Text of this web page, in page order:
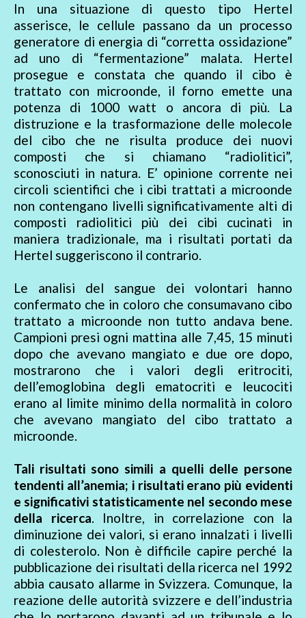
In una situazione di questo tipo Hertel
asserisce, le cellule passano da un processo
generatore di energia di “corretta ossidazione”
ad uno di “fermentazione” malata. Hertel
prosegue e constata che quando il cibo è
trattato con microonde, il forno emette una
potenza di 1000 watt o ancora di più. La
distruzione e la trasformazione delle molecole
del cibo che ne risulta produce dei nuovi
composti che si chiamano “radiolitici”,
sconosciuti in natura. E’ opinione corrente nei
circoli scientifici che i cibi trattati a microonde
non contengano livelli significativamente alti di
composti radiolitici più dei cibi cucinati in
maniera tradizionale, ma i risultati portati da
Hertel suggeriscono il contrario.
Le analisi del sangue dei volontari hanno
confermato che in coloro che consumavano cibo
trattato a microonde non tutto andava bene.
Campioni presi ogni mattina alle 7,45, 15 minuti
dopo che avevano mangiato e due ore dopo,
mostrarono che i valori degli eritrociti,
dell’emoglobina degli ematocriti e leucociti
erano al limite minimo della normalità in coloro
che avevano mangiato del cibo trattato a
microonde.
Tali risultati sono simili a quelli delle persone
tendenti all’anemia; i risultati erano più evidenti
e significativi statisticamente nel secondo mese
della ricerca. Inoltre, in correlazione con la
diminuzione dei valori, si erano innalzati i livelli
di colesterolo. Non è difficile capire perché la
pubblicazione dei risultati della ricerca nel 1992
abbia causato allarme in Svizzera. Comunque, la
reazione delle autorità svizzere e dell’industria